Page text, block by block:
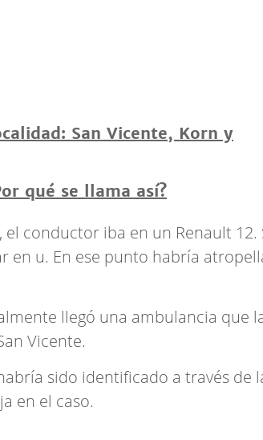
San Vicente, Korn y
qué se llama así?
conductor iba en un Renault 12.
u. En ese punto habría
llegó una ambulancia que
Vicente.
sido identificado a través de
en el caso.